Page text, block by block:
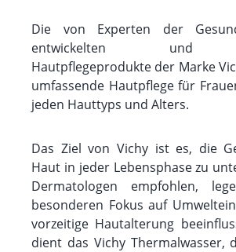
Die von Experten der
entwickelten und
Hautpflegeprodukte der Marke
umfassende Hautpflege für
jeden Hauttyps und Alters.
Das Ziel von Vichy ist es, die
Haut in jeder Lebensphase zu
Dermatologen empfohlen,
besonderen Fokus auf
vorzeitige Hautalterung
dient das Vichy Thermalwasser,